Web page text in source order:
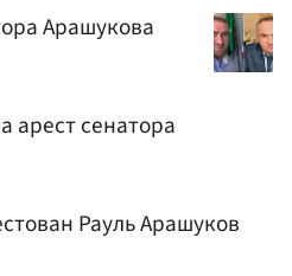
Арашукова
арест сенатора
Рауль Арашуков